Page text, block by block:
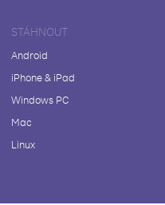
STÁHNOUT
Android
iPhone & iPad
Windows PC
Mac
Linux